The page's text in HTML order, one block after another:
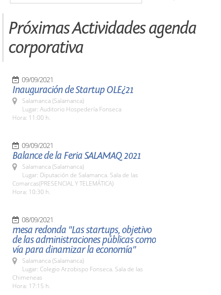
Próximas Actividades agenda
corporativa
09/09/2021
Inauguración de Startup OLÉ¿21
Salamanca (Salamanca)
Lugar: Auditorio Hospedería Fonseca
Hora: 11:00 h.
09/09/2021
Balance de la Feria SALAMAQ 2021
Salamanca (Salamanca)
Lugar: Diputación de Salamanca. Sala de las
Comarcas(PRESENCIAL Y TELEMÁTICA)
Hora: 10:30 h.
08/09/2021
mesa redonda "Las startups, objetivo
de las administraciones públicas como
vía para dinamizar la economía"
Salamanca (Salamanca)
Lugar: Colegio Arzobispo Fonseca. Sala de las
Chimeneas
Hora: 17:15 h.